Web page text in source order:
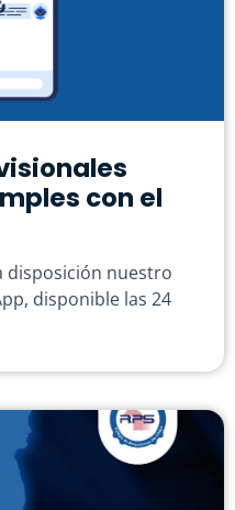
con el
disposición nuestro
disponible las 24